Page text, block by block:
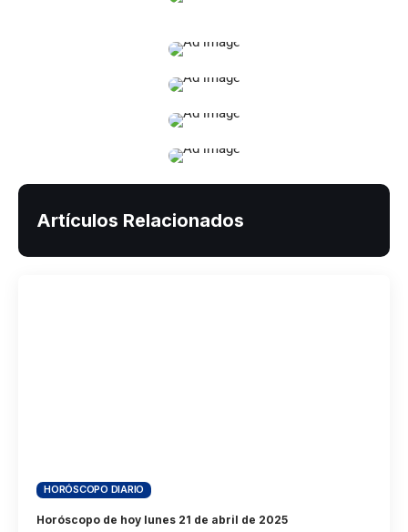
Artículos Relacionados
HORÓSCOPO DIARIO
Horóscopo de hoy lunes 21 de abril de 2025